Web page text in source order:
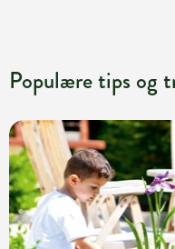
Populære tips og